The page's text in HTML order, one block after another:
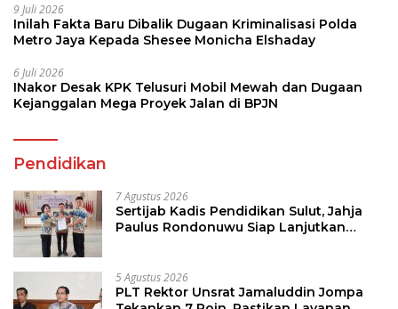
9 Juli 2026
Inilah Fakta Baru Dibalik Dugaan Kriminalisasi Polda
Metro Jaya Kepada Shesee Monicha Elshaday
6 Juli 2026
INakor Desak KPK Telusuri Mobil Mewah dan Dugaan
Kejanggalan Mega Proyek Jalan di BPJN
Pendidikan
7 Agustus 2026
Sertijab Kadis Pendidikan Sulut, Jahja
Paulus Rondonuwu Siap Lanjutkan
5 Agustus 2026
PLT Rektor Unsrat Jamaluddin Jompa